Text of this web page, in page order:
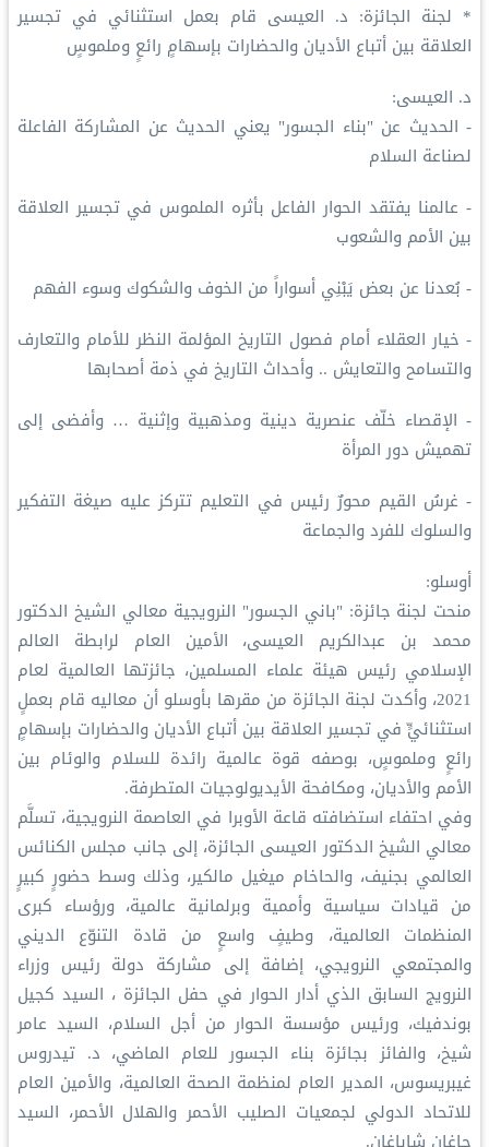
* لجنة الجائزة: د. العيسى قام بعمل استثنائي في تجسير
العلاقة بين أتباع الأديان والحضارات بإسهامٍ رائعٍ وملموسٍ
د. العيسى:
- الحديث عن "بناء الجسور" يعني الحديث عن المشاركة الفاعلة
لصناعة السلام
- عالمنا يفتقد الحوار الفاعل بأثره الملموس في تجسير العلاقة
بين الأمم والشعوب
- بُعدنا عن بعض يَبْنِي أسواراً من الخوف والشكوك وسوء الفهم
- خيار العقلاء أمام فصول التاريخ المؤلمة النظر للأمام والتعارف
والتسامح والتعايش .. وأحداث التاريخ في ذمة أصحابها
- الإقصاء خلّف عنصرية دينية ومذهبية وإثنية … وأفضى إلى
تهميش دور المرأة
- غرسُ القيم محورٌ رئيس في التعليم تتركز عليه صيغة التفكير
والسلوك للفرد والجماعة
أوسلو:
منحت لجنة جائزة: "باني الجسور" النرويجية معالي الشيخ الدكتور
محمد بن عبدالكريم العيسى، الأمين العام لرابطة العالم
الإسلامي رئيس هيئة علماء المسلمين، جائزتها العالمية لعام
2021، وأكدت لجنة الجائزة من مقرها بأوسلو أن معاليه قام بعملٍ
استثنائيٍّ في تجسير العلاقة بين أتباع الأديان والحضارات بإسهامٍ
رائعٍ وملموسٍ، بوصفه قوة عالمية رائدة للسلام والوئام بين
الأمم والأديان، ومكافحة الأيديولوجيات المتطرفة.
وفي احتفاء استضافته قاعة الأوبرا في العاصمة النرويجية، تسلَّم
معالي الشيخ الدكتور العيسى الجائزة، إلى جانب مجلس الكنائس
العالمي بجنيف، والحاخام ميغيل مالكير، وذلك وسط حضورٍ كبيرٍ
من قيادات سياسية وأممية وبرلمانية عالمية، ورؤساء كبرى
المنظمات العالمية، وطيفٍ واسعٍ من قادة التنوّع الديني
والمجتمعي النرويجي، إضافة إلى مشاركة دولة رئيس وزراء
النرويج السابق الذي أدار الحوار في حفل الجائزة ، السيد كجيل
بوندفيك، ورئيس مؤسسة الحوار من أجل السلام، السيد عامر
شيخ، والفائز بجائزة بناء الجسور للعام الماضي، د. تيدروس
غيبريسوس، المدير العام لمنظمة الصحة العالمية، والأمين العام
للاتحاد الدولي لجمعيات الصليب الأحمر والهلال الأحمر، السيد